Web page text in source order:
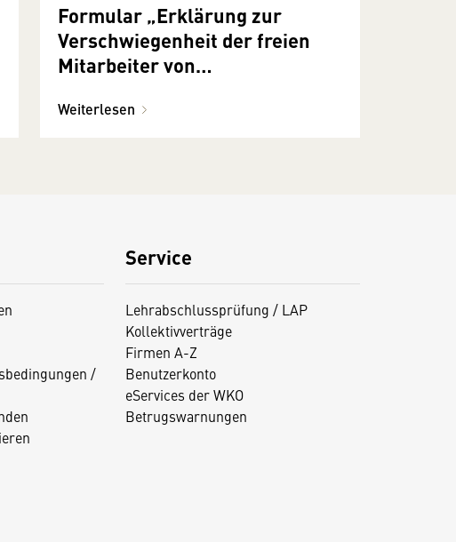
Formular „Erklärung zur
Verschwiegenheit der freien
Mitarbeiter von
Weiterlesen
/
Service
Lehrabschlussprüfung / LAP
Kollektivverträge
Firmen A-Z
Benutzerkonto
eServices der WKO
Betrugswarnungen